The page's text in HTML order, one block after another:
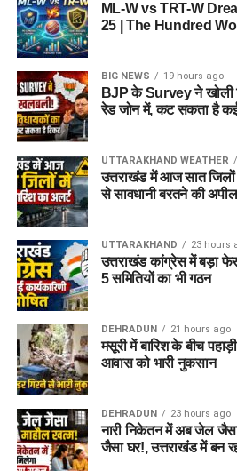
ML-W vs TRT-W
25 | The Hundred
BIG NEWS 19 hours ago
BJP के Survey ने खोली
रेड जोन में, कट सकता है
UTTARAKHAND WEATHER
उत्तराखंड में आज सात जिलों
से सावधानी बरतने की अपील
UTTARAKHAND 23 hours
उत्तराखंड कांग्रेस में बड़ा
5 समितियों का भी गठन
DEHRADUN 21 hours ago
मसूरी में बारिश के बीच
आवास को भारी नुकसान
DEHRADUN 23 hours ago
नारी निकेतन में अब जेल जैसा
जैसा घर!, उत्तराखंड में बन